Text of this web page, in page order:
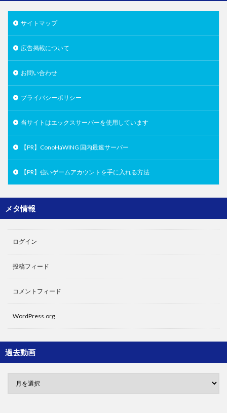
サイトマップ
広告掲載について
お問い合わせ
プライバシーポリシー
当サイトはエックスサーバーを使用しています
【PR】ConoHaWING 国内最速サーバー
【PR】強いゲームアカウントを手に入れる方法
メタ情報
ログイン
投稿フィード
コメントフィード
WordPress.org
過去動画